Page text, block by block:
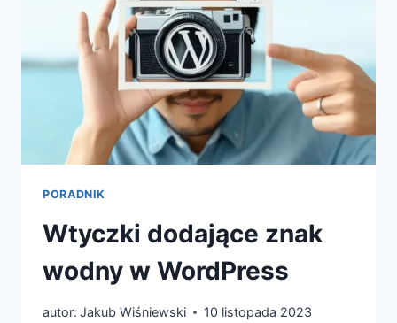
PORADNIK
Wtyczki dodające znak
wodny w WordPress
autor: Jakub Wiśniewski 10 listopada 2023